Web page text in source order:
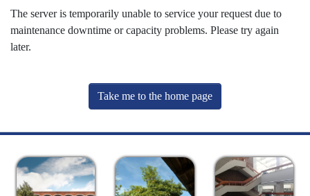
The server is temporarily unable to service your request due to
maintenance downtime or capacity problems. Please try again
later.
Take me to the home page